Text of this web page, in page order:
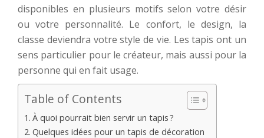
disponibles en plusieurs motifs selon votre désir
ou votre personnalité. Le confort, le design, la
classe deviendra votre style de vie. Les tapis ont un
sens particulier pour le créateur, mais aussi pour la
personne qui en fait usage.
Table of Contents
À quoi pourrait bien servir un tapis ?
Quelques idées pour un tapis de décoration